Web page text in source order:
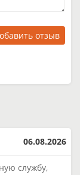
отзыв
06.08.2026
службу,